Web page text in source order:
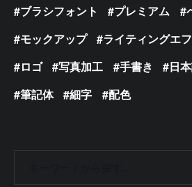
ブラシフォント
プレミアム
モックアップ
ライティングエ
ロゴ
写真加工 手書き
日
筆記体
細字 配色